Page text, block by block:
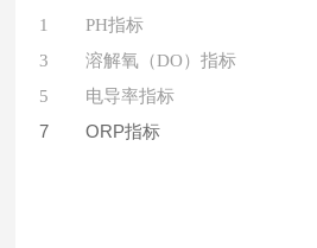
1 PH指标
3
溶解氧（DO）指标
5
电导率指标
7 ORP指标